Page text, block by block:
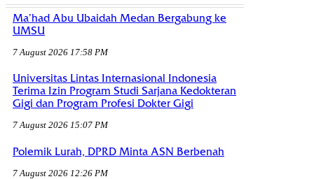
Ma’had Abu Ubaidah Medan Bergabung ke
UMSU
7 August 2026 17:58 PM
Universitas Lintas Internasional Indonesia
Terima Izin Program Studi Sarjana Kedokteran
Gigi dan Program Profesi Dokter Gigi
7 August 2026 15:07 PM
Polemik Lurah, DPRD Minta ASN Berbenah
7 August 2026 12:26 PM